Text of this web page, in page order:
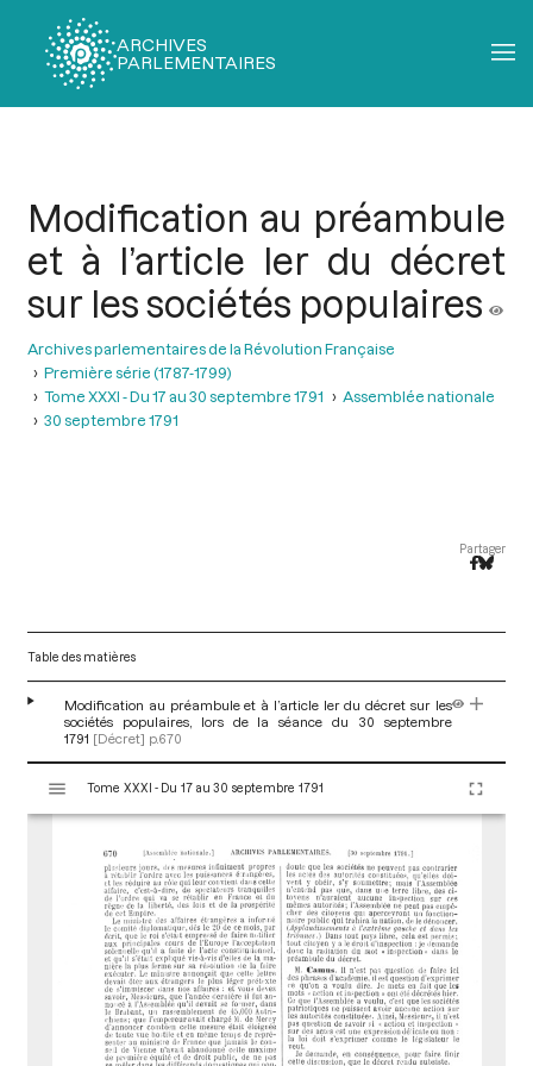
ARCHIVES
PARLEMENTAIRES
Modification au préambule
et à l’article ler du décret
sur les sociétés populaires
Archives parlementaires de la Révolution Française
Première série (1787-1799)
Tome XXXI - Du 17 au 30 septembre 1791
Assemblée nationale
30 septembre 1791
Partager
Table des matières
Modification au préambule et à l’article ler du décret sur les
sociétés populaires, lors de la séance du 30 septembre
1791 [Décret] p.670
s
Tome XXXI - Du 17 au 30 septembre 1791